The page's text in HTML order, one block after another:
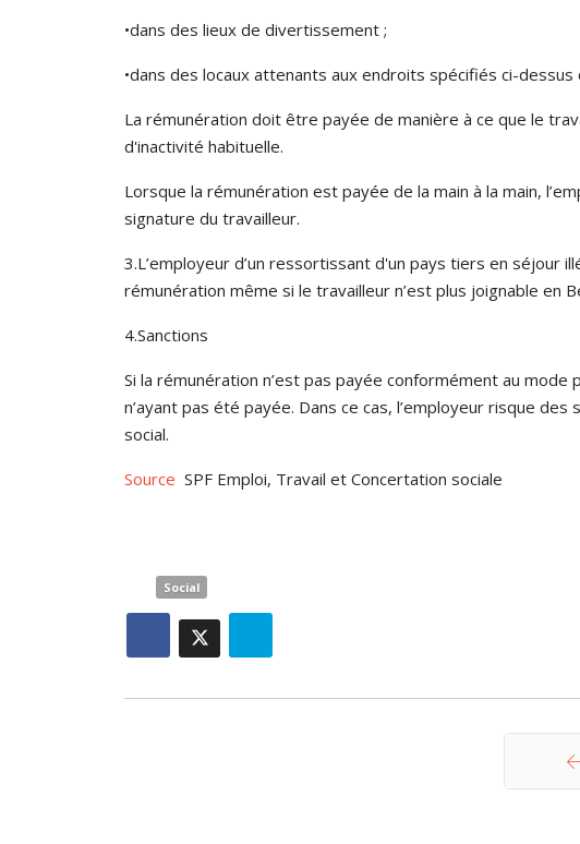
•dans des lieux de divertissement ;
•dans des locaux attenants aux endroits spécifiés ci-dessus
La rémunération doit être payée de manière à ce que le
d'inactivité habituelle.
Lorsque la rémunération est payée de la main à la main,
signature du travailleur.
3.L’employeur d’un ressortissant d'un pays tiers en séjour
rémunération même si le travailleur n’est plus joignable en
4.Sanctions
Si la rémunération n’est pas payée conformément au
n’ayant pas été payée. Dans ce cas, l’employeur risque
social.
Source SPF Emploi, Travail et Concertation sociale
Social